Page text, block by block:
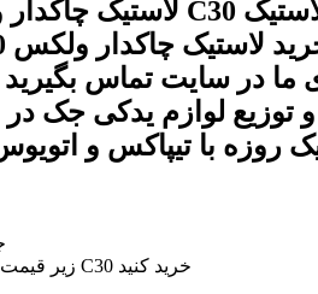
ما در سایت تماس بگیرید
توزیع لوازم یدکی جک در
روزه با تیپاکس و
زیر قیمت بازار لاستیک چاکدار ولکس C30 خرید کنید